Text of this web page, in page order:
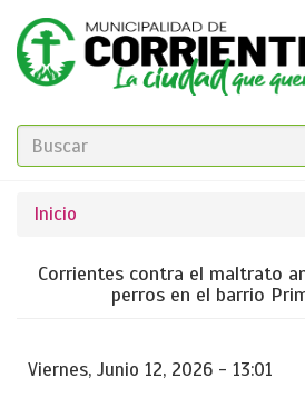
Pasar
contenido
principal
FORMULARIO
BÚSQUEDA
Se
encuentra
usted
Inicio
Corrientes contra el maltrato
perros en el barrio
Viernes, Junio 12, 2026 - 13:01